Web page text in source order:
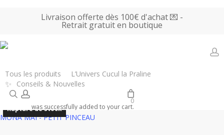
content
Livraison offerte dès 100€ d'achat 💌 -
Retrait gratuit en boutique
Tous les produits L’Univers Cucul la Praline
✨ Conseils & Nouvelles
searchaccount
0
was successfully added to your cart.
Accueil Tous les produits Livres & Loisirs
La Petite Epicerie – Kit
peinture au numéro – Home together
Rupture de stock